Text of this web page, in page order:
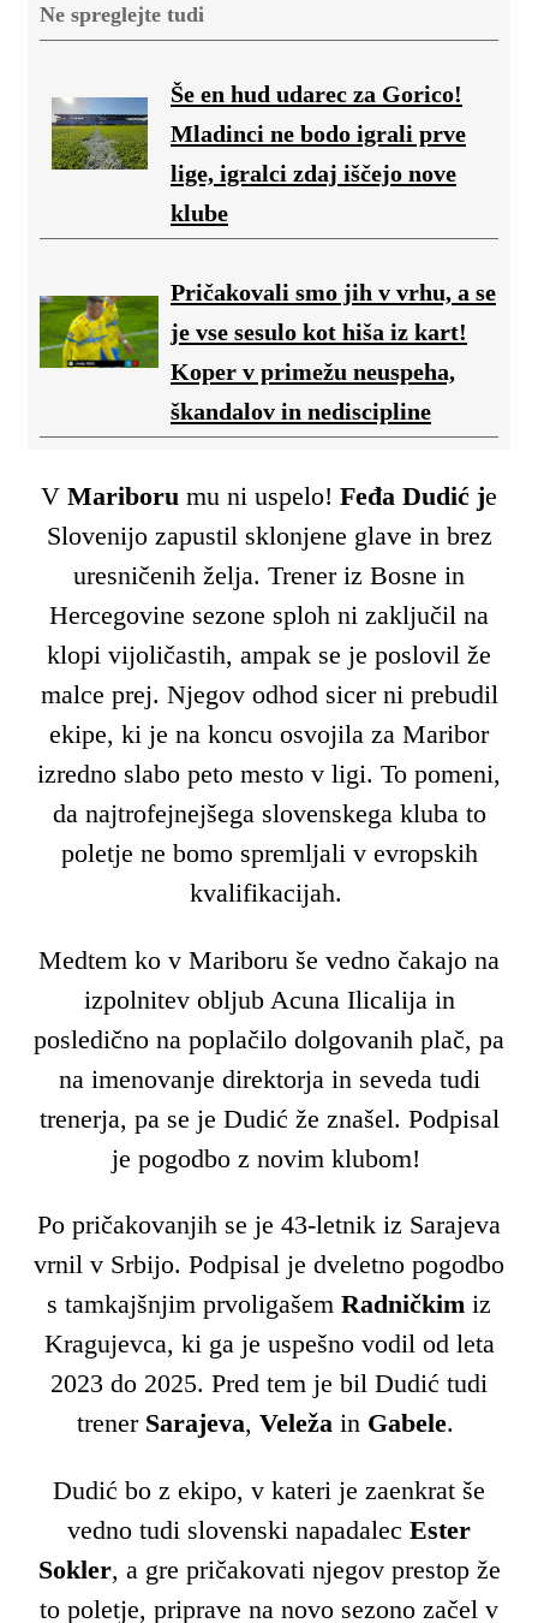
Ne spreglejte tudi
Še en hud udarec za Gorico!
Mladinci ne bodo igrali prve
lige, igralci zdaj iščejo nove
klube
Pričakovali smo jih v vrhu, a se
je vse sesulo kot hiša iz kart!
Koper v primežu neuspeha,
škandalov in nediscipline
V Mariboru mu ni uspelo! Feđa Dudić je
Slovenijo zapustil sklonjene glave in brez
uresničenih želja. Trener iz Bosne in
Hercegovine sezone sploh ni zaključil na
klopi vijoličastih, ampak se je poslovil že
malce prej. Njegov odhod sicer ni prebudil
ekipe, ki je na koncu osvojila za Maribor
izredno slabo peto mesto v ligi. To pomeni,
da najtrofejnejšega slovenskega kluba to
poletje ne bomo spremljali v evropskih
kvalifikacijah.
Medtem ko v Mariboru še vedno čakajo na
izpolnitev obljub Acuna Ilicalija in
posledično na poplačilo dolgovanih plač, pa
na imenovanje direktorja in seveda tudi
trenerja, pa se je Dudić že znašel. Podpisal
je pogodbo z novim klubom!
Po pričakovanjih se je 43-letnik iz Sarajeva
vrnil v Srbijo. Podpisal je dveletno pogodbo
s tamkajšnjim prvoligašem Radničkim iz
Kragujevca, ki ga je uspešno vodil od leta
2023 do 2025. Pred tem je bil Dudić tudi
trener Sarajeva, Veleža in Gabele.
Dudić bo z ekipo, v kateri je zaenkrat še
vedno tudi slovenski napadalec Ester
Sokler, a gre pričakovati njegov prestop že
to poletje, priprave na novo sezono začel v